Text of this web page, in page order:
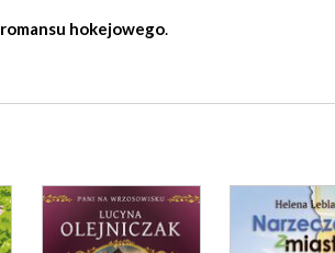
romansu hokejowego.